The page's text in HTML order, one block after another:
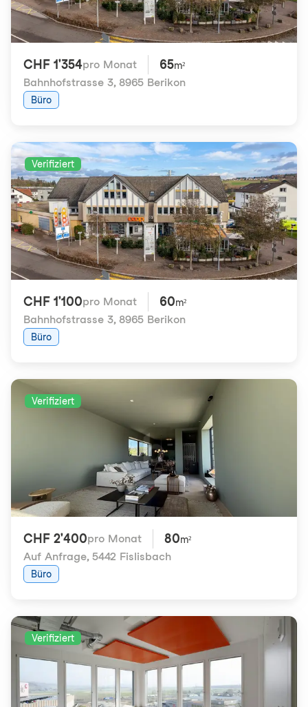
CHF 1'354pro Monat 65m²
Bahnhofstrasse 3, 8965 Berikon
Büro
Verifiziert
CHF 1'100pro Monat 60m²
Bahnhofstrasse 3, 8965 Berikon
Büro
Verifiziert
CHF 2'400pro Monat 80m²
Auf Anfrage, 5442 Fislisbach
Büro
Verifiziert